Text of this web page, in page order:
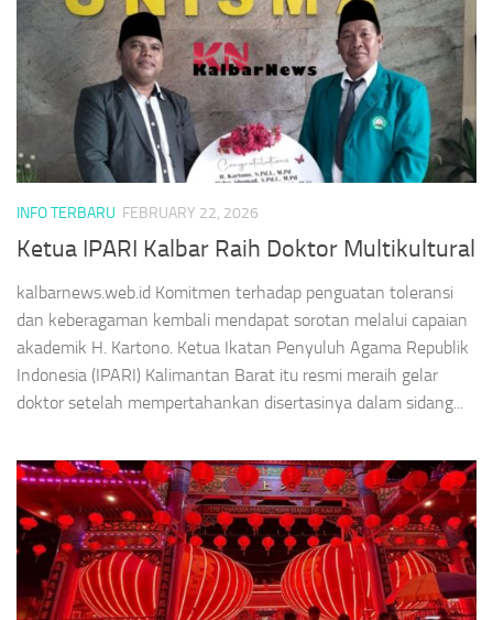
INFO TERBARU FEBRUARY 22, 2026
Ketua IPARI Kalbar Raih Doktor Multikultural
kalbarnews.web.id Komitmen terhadap penguatan toleransi
dan keberagaman kembali mendapat sorotan melalui capaian
akademik H. Kartono. Ketua Ikatan Penyuluh Agama Republik
Indonesia (IPARI) Kalimantan Barat itu resmi meraih gelar
doktor setelah mempertahankan disertasinya dalam sidang...